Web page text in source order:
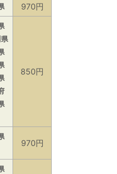
970円
850円
970円